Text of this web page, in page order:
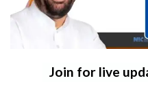
Join for live